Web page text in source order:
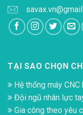
TẠI SAO CHỌN
Hệ thống máy
Đội ngũ nhân lực
Gia công theo yêu